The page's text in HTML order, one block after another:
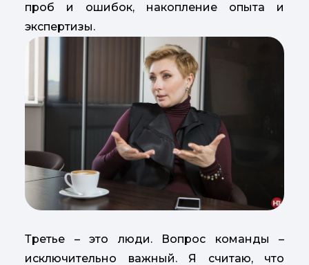
проб и ошибок, накопление опыта и
экспертизы.
Третье – это люди. Вопрос команды –
исключительно важный. Я считаю, что